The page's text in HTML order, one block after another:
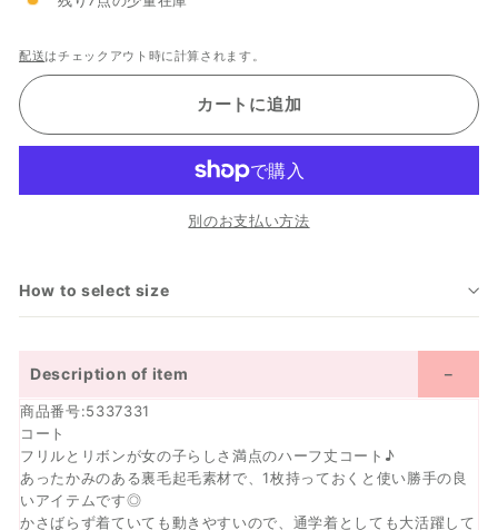
配送はチェックアウト時に計算されます。
カートに追加
別のお支払い方法
How to select size
Description of item
商品番号:5337331
コート
フリルとリボンが女の子らしさ満点のハーフ丈コート♪
あったかみのある裏毛起毛素材で、1枚持っておくと使い勝手の良
いアイテムです◎
かさばらず着ていても動きやすいので、通学着としても大活躍して